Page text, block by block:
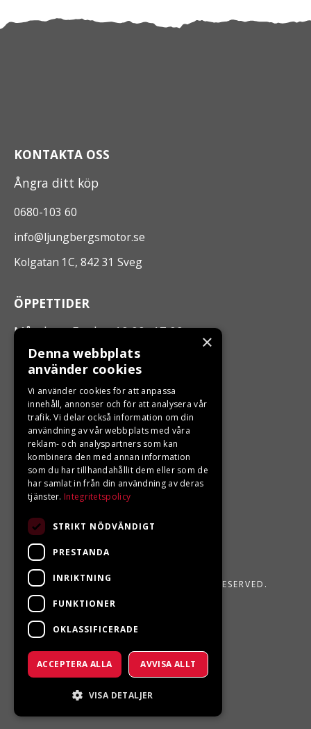
KONTAKTA OSS
Ångra ditt köp
0680-103 60
info@ljungbergsmotor.se
Kolgatan 1C, 842 31 Sveg
ÖPPETTIDER
Måndag - Fredag 10.00 -17.00
LJUNGBERGS MOTOR
Din BRP återförsäljare i Sveg!
LJUNGBERGS MOTOR 2026. ALL RIGHTS RESERVED.
POWERED BY EMPORI CMS
×
Denna webbplats
använder cookies
Vi använder cookies för att anpassa
innehåll, annonser och för att analysera vår
trafik. Vi delar också information om din
användning av vår webbplats med våra
reklam- och analyspartners som kan
kombinera den med annan information
som du har tillhandahållit dem eller som de
har samlat in från din användning av deras
tjänster. Integritetspolicy
STRIKT NÖDVÄNDIGT
PRESTANDA
INRIKTNING
FUNKTIONER
OKLASSIFICERADE
ACCEPTERA ALLA AVVISA ALLT
VISA DETALJER